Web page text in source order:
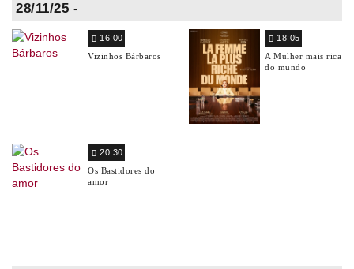
28/11/25 -
16:00
Vizinhos Bárbaros
18:05
A Mulher mais rica
do mundo
20:30
Os Bastidores do
amor